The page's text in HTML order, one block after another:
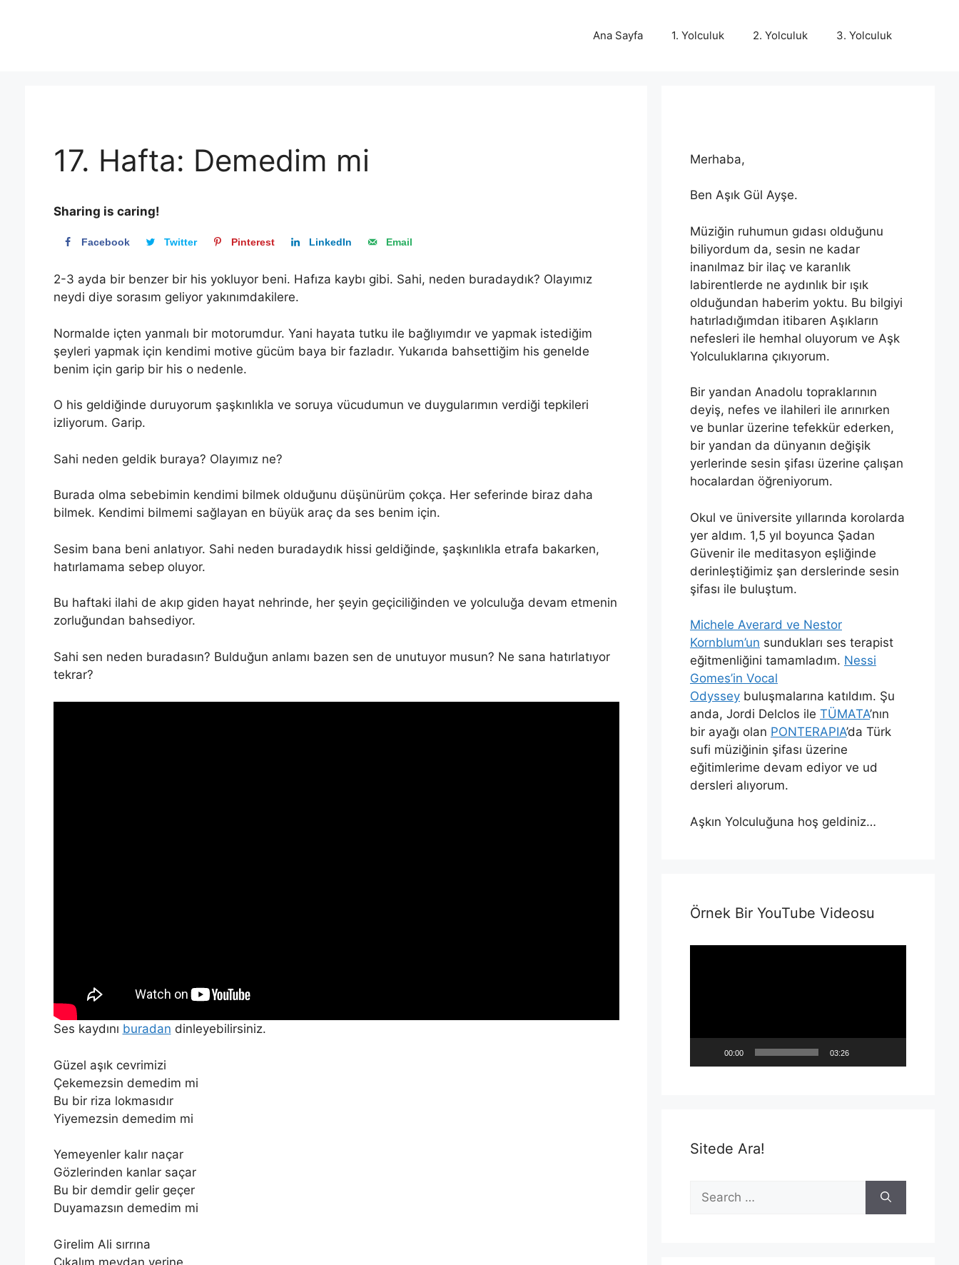
Ana Sayfa 1. Yolculuk 2. Yolculuk 3. Yolculuk
17. Hafta: Demedim mi
Sharing is caring!
Facebook Twitter Pinterest LinkedIn Email
2-3 ayda bir benzer bir his yokluyor beni. Hafıza kaybı gibi. Sahi, neden buradaydık? Olayımız
neydi diye sorasım geliyor yakınımdakilere.
Normalde içten yanmalı bir motorumdur. Yani hayata tutku ile bağlıyımdır ve yapmak istediğim
şeyleri yapmak için kendimi motive gücüm baya bir fazladır. Yukarıda bahsettiğim his genelde
benim için garip bir his o nedenle.
O his geldiğinde duruyorum şaşkınlıkla ve soruya vücudumun ve duygularımın verdiği tepkileri
izliyorum. Garip.
Sahi neden geldik buraya? Olayımız ne?
Burada olma sebebimin kendimi bilmek olduğunu düşünürüm çokça. Her seferinde biraz daha
bilmek. Kendimi bilmemi sağlayan en büyük araç da ses benim için.
Sesim bana beni anlatıyor. Sahi neden buradaydık hissi geldiğinde, şaşkınlıkla etrafa bakarken,
hatırlamama sebep oluyor.
Bu haftaki ilahi de akıp giden hayat nehrinde, her şeyin geçiciliğinden ve yolculuğa devam etmenin
zorluğundan bahsediyor.
Sahi sen neden buradasın? Bulduğun anlamı bazen sen de unutuyor musun? Ne sana hatırlatıyor
tekrar?
Ses kaydını buradan dinleyebilirsiniz.
Güzel aşık cevrimizi
Çekemezsin demedim mi
Bu bir riza lokmasıdır
Yiyemezsin demedim mi
Yemeyenler kalır naçar
Gözlerinden kanlar saçar
Bu bir demdir gelir geçer
Duyamazsın demedim mi
Girelim Ali sırrına
Çıkalım meydan yerine
Merhaba,
Ben Aşık Gül Ayşe.
Müziğin ruhumun gıdası olduğunu
biliyordum da, sesin ne kadar
inanılmaz bir ilaç ve karanlık
labirentlerde ne aydınlık bir ışık
olduğundan haberim yoktu. Bu bilgiyi
hatırladığımdan itibaren Aşıkların
nefesleri ile hemhal oluyorum ve Aşk
Yolculuklarına çıkıyorum.
Bir yandan Anadolu topraklarının
deyiş, nefes ve ilahileri ile arınırken
ve bunlar üzerine tefekkür ederken,
bir yandan da dünyanın değişik
yerlerinde sesin şifası üzerine çalışan
hocalardan öğreniyorum.
Okul ve üniversite yıllarında korolarda
yer aldım. 1,5 yıl boyunca Şadan
Güvenir ile meditasyon eşliğinde
derinleştiğimiz şan derslerinde sesin
şifası ile buluştum.
Michele Averard ve Nestor
Kornblum’un sundukları ses terapist
eğitmenliğini tamamladım. Nessi
Gomes’in Vocal
Odyssey buluşmalarına katıldım. Şu
anda, Jordi Delclos ile TÜMATA’nın
bir ayağı olan PONTERAPIA’da Türk
sufi müziğinin şifası üzerine
eğitimlerime devam ediyor ve ud
dersleri alıyorum.
Aşkın Yolculuğuna hoş geldiniz…
Örnek Bir YouTube Videosu
00:00 03:26
Sitede Ara!
for: